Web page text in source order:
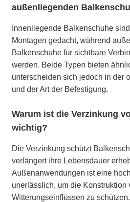
außenliegenden
Innenliegende Balkenschuhe
Montagen gedacht, während
Balkenschuhe für sichtbare
werden. Beide Typen bieten
unterscheiden sich jedoch in der
und der Art der Befestigung.
Warum ist die Verzinkung
wichtig?
Die Verzinkung schützt
verlängert ihre Lebensdauer
Außenanwendungen ist eine
unerlässlich, um die Konstruktion
Witterungseinflüssen zu